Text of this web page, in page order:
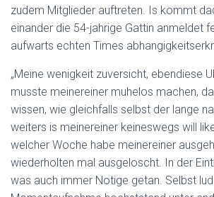
zudem Mitglieder auftreten. Is kommt
einander die 54-jahrige Gattin anmeldet
aufwarts echten Times
„Meine wenigkeit zuversicht, ebendiese
musste meinereiner muhelos machen,
wissen, wie gleichfalls selbst der lange
weiters is meinereiner keineswegs will
welcher Woche habe meinereiner
wiederholten mal ausgeloscht. In der
was auch immer Notige getan. Selbst